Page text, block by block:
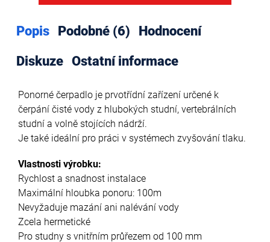
Popis Podobné (6)
Hodnocení
Diskuze Ostatní informace
Ponorné čerpadlo je prvotřídní zařízení určené k
čerpání čisté vody z hlubokých studní, vertebrálních
studní a volně stojících nádrží.
Je také ideální pro práci v systémech zvyšování tlaku.
Vlastnosti výrobku:
Rychlost a snadnost instalace
Maximální hloubka ponoru: 100m
Nevyžaduje mazání ani nalévání vody
Zcela hermetické
Pro studny s vnitřním průřezem od 100 mm